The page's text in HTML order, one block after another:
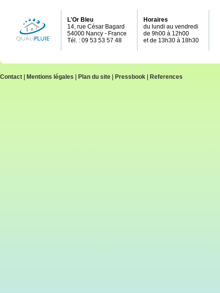
L'Or Bleu
14, rue César Bagard
54000 Nancy - France
Tél. : 09 53 53 57 48
Horaires
du lundi au vendredi
de 9h00 à 12h00
et de 13h30 à 18h30
Contact Mentions légales Plan du site Pressbook References